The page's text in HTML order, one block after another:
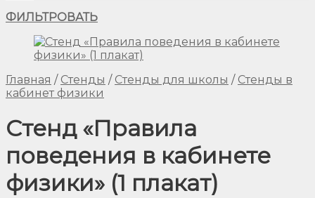
ФИЛЬТРОВАТЬ
Главная / Стенды / Стенды для школы / Стенды в
кабинет физики
Стенд «Правила
поведения в кабинете
физики» (1 плакат)